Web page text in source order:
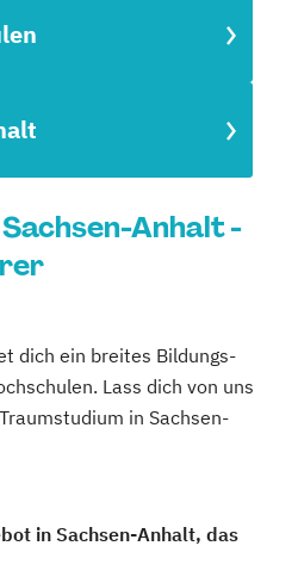
Anhalt -
dich ein breites Bildungs-
Lass dich von uns
in Sachsen-
in Sachsen-Anhalt, das